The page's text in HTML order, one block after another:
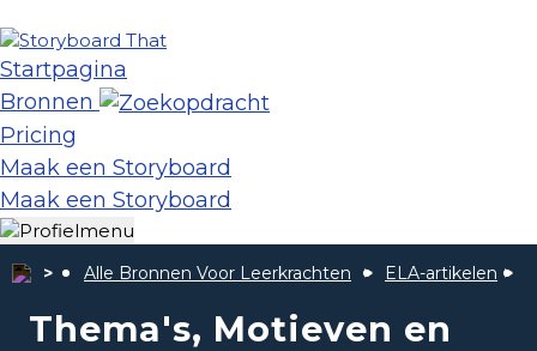
Startpagina
Bronnen
Pricing
Maak een Storyboard
Maak een Storyboard
Alle Bronnen Voor Leerkrachten ELA-artikelen
Thema's, Motieven en